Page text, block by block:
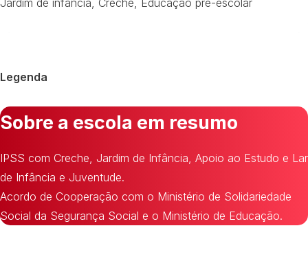
Legenda
Sobre a escola em resumo
IPSS com Creche, Jardim de Infância, Apoio ao Estudo e Lar
de Infância e Juventude.
Acordo de Cooperação com o Ministério de Solidariedade
Social da Segurança Social e o Ministério de Educação.